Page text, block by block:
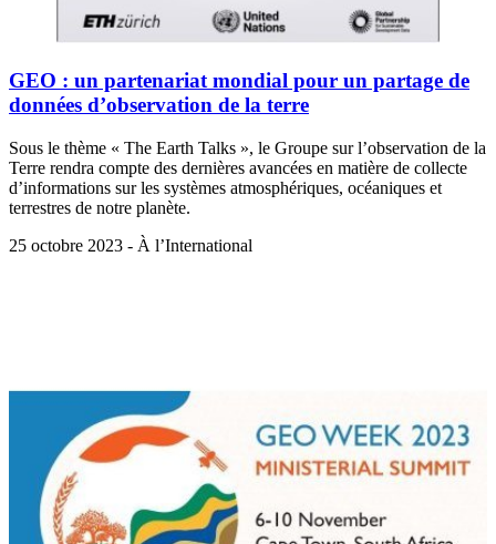
GEO : un partenariat mondial pour un partage de
données d’observation de la terre
Sous le thème « The Earth Talks », le Groupe sur l’observation de la
Terre rendra compte des dernières avancées en matière de collecte
d’informations sur les systèmes atmosphériques, océaniques et
terrestres de notre planète.
25 octobre 2023 - À l’International